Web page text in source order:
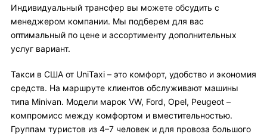
Индивидуальный трансфер вы можете обсудить с
менеджером компании. Мы подберем для вас
оптимальный по цене и ассортименту дополнительных
услуг вариант.
Такси в США от UniTaxi – это комфорт, удобство и экономия
средств. На маршруте клиентов обслуживают машины
типа Minivan. Модели марок VW, Ford, Opel, Peugeot –
компромисс между комфортом и вместительностью.
Группам туристов из 4–7 человек и для провоза большого